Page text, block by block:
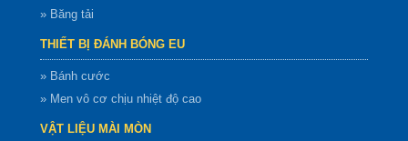
» Băng tải
THIẾT BỊ ĐÁNH BÓNG EU
» Bánh cước
» Men vô cơ chịu nhiệt độ cao
VẬT LIỆU MÀI MÒN